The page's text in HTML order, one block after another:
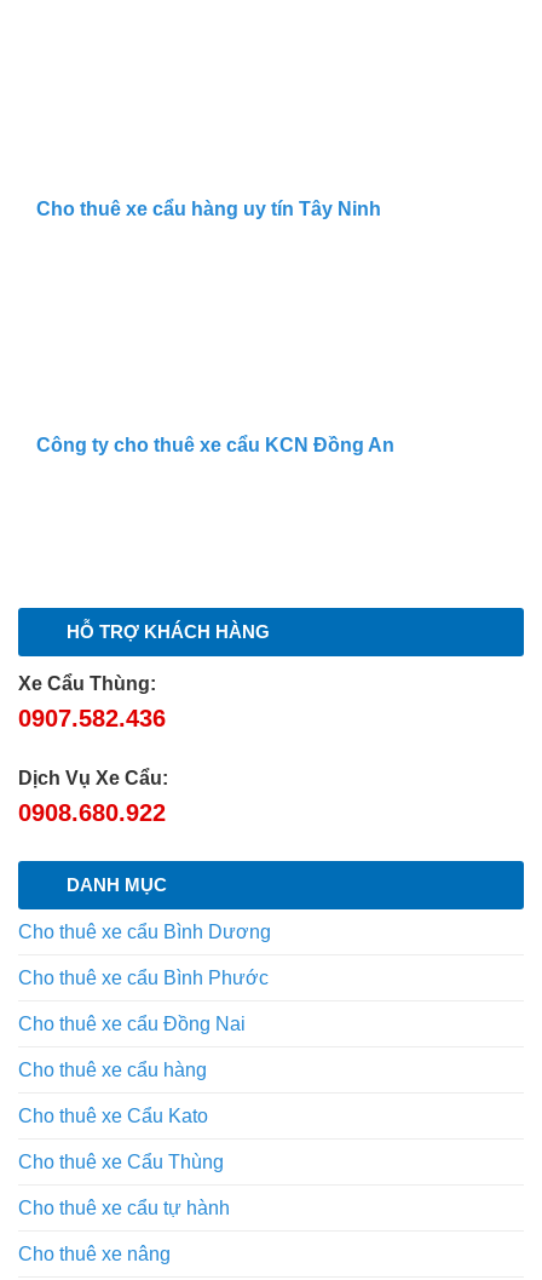
HỖ TRỢ KHÁCH HÀNG
Xe Cẩu Thùng:
0907.582.436
Dịch Vụ Xe Cẩu:
0908.680.922
DANH MỤC
Cho thuê xe cẩu Bình Dương
Cho thuê xe cẩu Bình Phước
Cho thuê xe cẩu Đồng Nai
Cho thuê xe cẩu hàng
Cho thuê xe Cẩu Kato
Cho thuê xe Cẩu Thùng
Cho thuê xe cẩu tự hành
Cho thuê xe nâng
Cho thuê xe cẩu hàng uy tín Tây Ninh
Công ty cho thuê xe cẩu KCN Đồng An